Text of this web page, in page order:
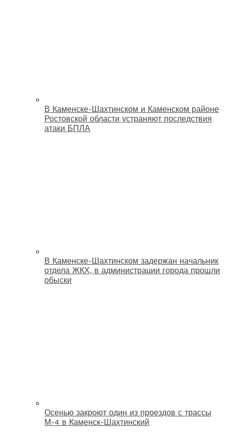
В Каменске-Шахтинском и Каменском районе
Ростовской области устраняют последствия
атаки БПЛА
В Каменске-Шахтинском задержан начальник
отдела ЖКХ, в администрации города прошли
обыски
Осенью закроют один из проездов с трассы
М-4 в Каменск-Шахтинский